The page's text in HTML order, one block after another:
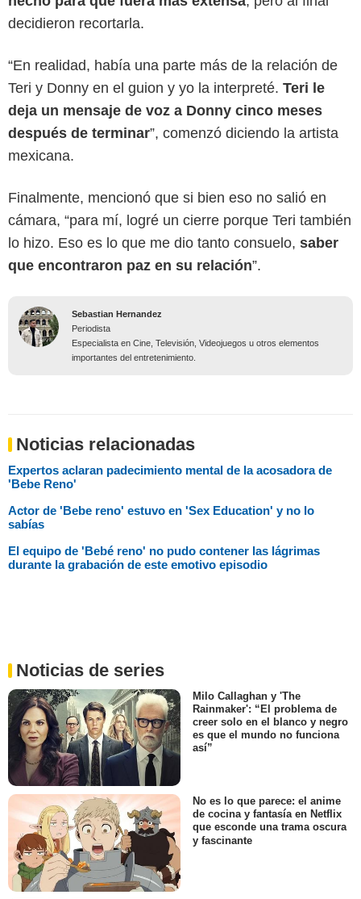
decidieron recortarla.
“En realidad, había una parte más de la relación de
Teri y Donny en el guion y yo la interpreté. Teri le
deja un mensaje de voz a Donny cinco meses
después de terminar”, comenzó diciendo la artista
mexicana.
Finalmente, mencionó que si bien eso no salió en
cámara, “para mí, logré un cierre porque Teri también
lo hizo. Eso es lo que me dio tanto consuelo, saber
que encontraron paz en su relación”.
Sebastian Hernandez
Periodista
Especialista en Cine, Televisión, Videojuegos u otros elementos
importantes del entretenimiento.
Noticias relacionadas
Expertos aclaran padecimiento mental de la acosadora de
'Bebe Reno'
Actor de 'Bebe reno' estuvo en 'Sex Education' y no lo
sabías
El equipo de 'Bebé reno' no pudo contener las lágrimas
durante la grabación de este emotivo episodio
Noticias de series
Milo Callaghan y 'The
Rainmaker': “El problema de
creer solo en el blanco y negro
es que el mundo no funciona
así”
No es lo que parece: el anime
de cocina y fantasía en Netflix
que esconde una trama oscura
y fascinante